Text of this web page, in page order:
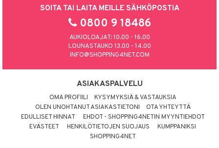
SOITA TAI LAITA MEILLE SÄHKÖPOSTIA
0800 9 18486
AUKIOLOAJAT: 10.00 - 16.00
LOUNASTAUKO 13.00 - 14.00
INFO@SHOPPING4NET.COM
ASIAKASPALVELU
OMA PROFIILI
KYSYMYKSIÄ & VASTAUKSIA
OLEN UNOHTANUT ASIAKASTIETONI
OTA YHTEYTTÄ
EDULLISET HINNAT
EHDOT - SHOPPING4NETIN MYYNTIEHDOT
EVÄSTEET
HENKILÖTIETOJEN SUOJAUS
KUMPPANIKSI
SHOPPING4NET